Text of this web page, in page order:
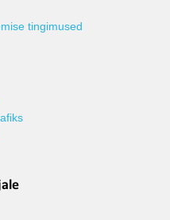
tingimused